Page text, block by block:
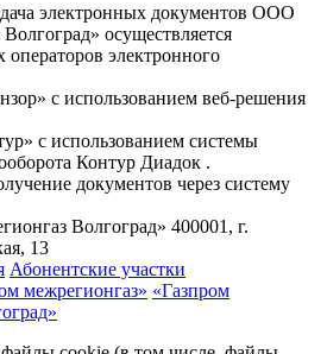
электронных документов ООО
осуществляется
электронного
с использованием веб-решения
с использованием системы
Контур Диадок .
документов через систему
Волгоград» 400001, г.
13
Абонентские участки
межрегионгаз» «Газпром